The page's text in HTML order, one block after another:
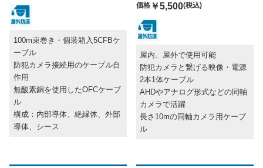
100m束巻き・個装箱入5CFBケ
ーブル
防犯カメラ接続用のケーブル自
作用
無酸素銅を使用したOFCケーブ
ル
構成：内部導体、絶縁体、外部
導体、シース
価格￥5,500(税込)
屋内、屋外で使用可能
防犯カメラと繋げる映像・電源
2本1体ケーブル
AHDやアナログ形式などの同軸
カメラで活躍
長さ10mの同軸カメラ用ケーブ
ル